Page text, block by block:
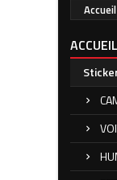
Accueil
ACCUEIL